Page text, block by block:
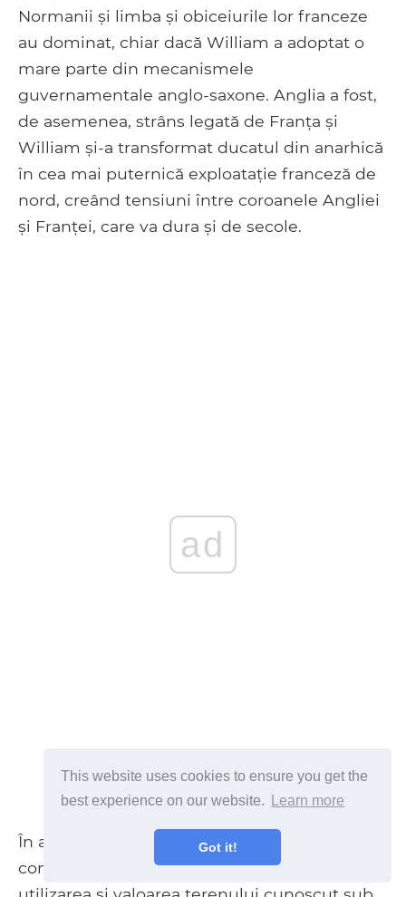
This website uses cookies to ensure you get the
best experience on our website.
Learn more
Got it!
Normanii și limba și obiceiurile lor franceze
au dominat, chiar dacă William a adoptat o
mare parte din mecanismele
guvernamentale anglo-saxone. Anglia a fost,
de asemenea, strâns legată de Franța și
William și-a transformat ducatul din anarhică
în cea mai puternică exploatație franceză de
nord, creând tensiuni între coroanele Angliei
și Franței, care va dura și de secole.
ad
În anii următori ai domniei sale, William a
comandat în Anglia un sondaj privind